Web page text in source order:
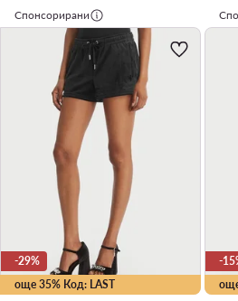
Спонсорирани
още 35% Код: LAST
-29% -